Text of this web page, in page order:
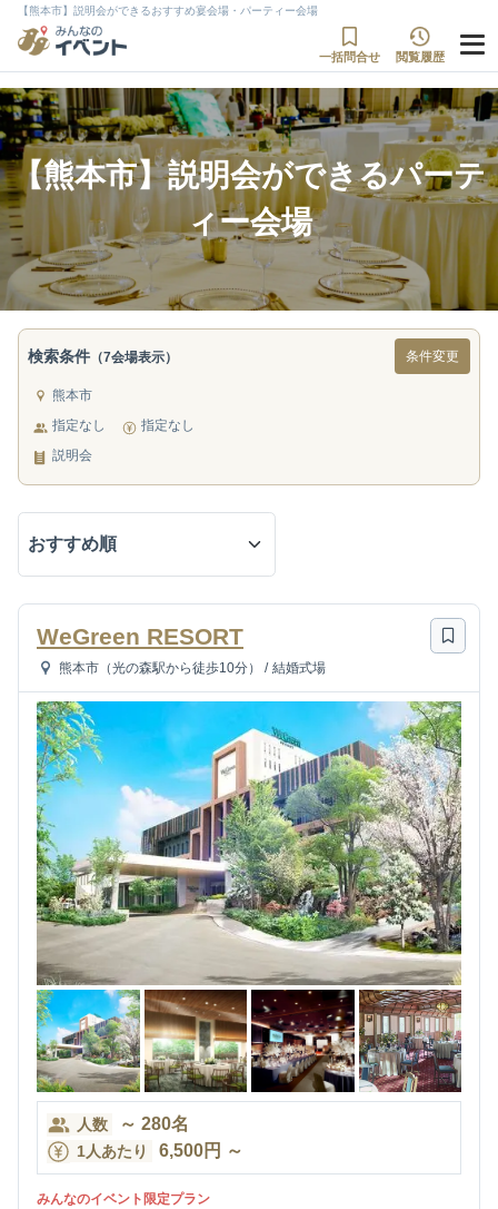
【熊本市】説明会ができるおすすめ宴会場・パーティー会場
一括問合せ 閲覧履歴
【熊本市】説明会ができるパーテ
ィー会場
検索条件 （7会場表示） 条件変更
熊本市
指定なし
指定なし
説明会
WeGreen RESORT
熊本市（光の森駅から徒歩10分） / 結婚式場
人数 ～ 280名
1人あたり 6,500円 ～
みんなのイベント限定プラン